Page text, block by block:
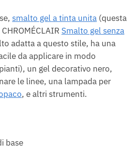
smalto gel a tinta unita (questa
Smalto gel senza
adatta a questo stile, ha una
da applicare in modo
un gel decorativo nero,
le linee, una lampada per
, e altri strumenti.
base